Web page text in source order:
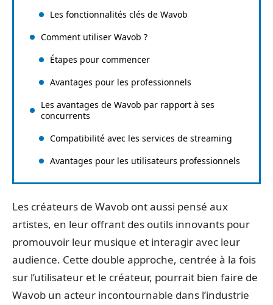
Les fonctionnalités clés de Wavob
Comment utiliser Wavob ?
Étapes pour commencer
Avantages pour les professionnels
Les avantages de Wavob par rapport à ses
concurrents
Compatibilité avec les services de streaming
Avantages pour les utilisateurs professionnels
Les créateurs de Wavob ont aussi pensé aux
artistes, en leur offrant des outils innovants pour
promouvoir leur musique et interagir avec leur
audience. Cette double approche, centrée à la fois
sur l’utilisateur et le créateur, pourrait bien faire de
Wavob un acteur incontournable dans l’industrie